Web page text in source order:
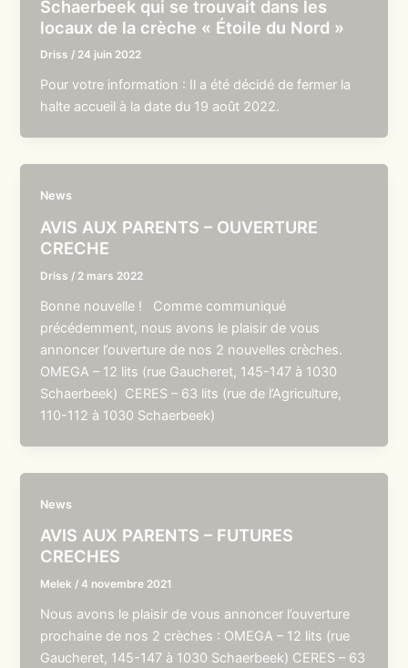
Schaerbeek qui se trouvait dans les
locaux de la crèche « Étoile du Nord »
Driss / 24 juin 2022
Pour votre information : Il a été décidé de fermer la
halte accueil à la date du 19 août 2022.
News
AVIS AUX PARENTS – OUVERTURE
CRECHE
Driss / 2 mars 2022
Bonne nouvelle ! Comme communiqué
précédemment, nous avons le plaisir de vous
annoncer l’ouverture de nos 2 nouvelles crèches.
OMEGA – 12 lits (rue Gaucheret, 145-147 à 1030
Schaerbeek) CERES – 63 lits (rue de l’Agriculture,
110-112 à 1030 Schaerbeek)
News
AVIS AUX PARENTS – FUTURES
CRECHES
Melek /4 novembre 2021
Nous avons le plaisir de vous annoncer l’ouverture
prochaine de nos 2 crèches : OMEGA – 12 lits (rue
Gaucheret, 145-147 à 1030 Schaerbeek) CERES – 63